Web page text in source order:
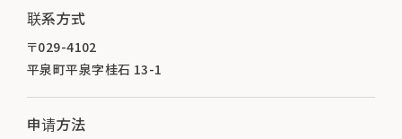
联系方式
〒029-4102
平泉町平泉字桂石 13-1
申请方法